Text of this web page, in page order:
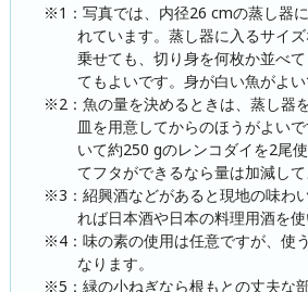
※1：写真では、内径26 cmの蒸し器
れています。蒸し器に入るサイ
乗せても、切り身を何枚か並べ
てもよいです。身が白い魚がよい
※2：魚の量を決めるときは、蒸し器
皿を用意してからのほうがよい
いて約250 gのレンコダイを2尾
てフタができるなら量は加減して
※3：紹興酒などがあると現地の味わ
れば日本酒や日本の料理用酒を使
※4：味の素の使用は任意ですが、使
なります。
※5：緑の小ねぎなら根もとの丈夫な